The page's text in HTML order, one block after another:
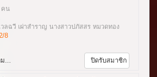
คน
ลฉวี เผ่าสำราญ นางสาวปภัสสร หมวดทอง
8
... ปิดรับสมาชิก